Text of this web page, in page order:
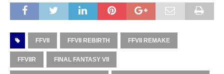
FFVII FFVII REBIRTH FFVII REMAKE
FFVIIR FINAL FANTASY VII